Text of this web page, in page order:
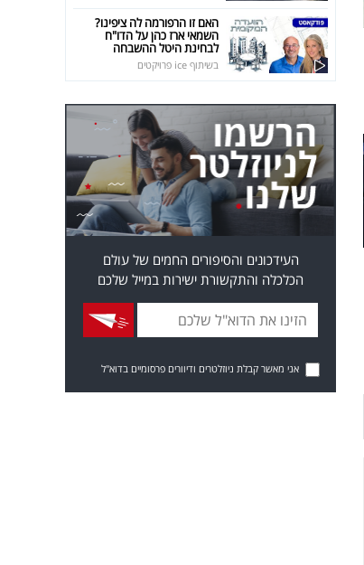
האם זו הרפורמה לה ציפינו?
השמאי ארז כהן על הדו"ח
לבחינת היטל ההשבחה
בשיתוף ice פרויקטים
העידכונים והסיפורים החמים של עולם
הכלכלה והתקשורת ישירות במייל שלכם
אני מאשר קבלת ניוזלטרים ודיוורים פרסומיים בדוא"ל